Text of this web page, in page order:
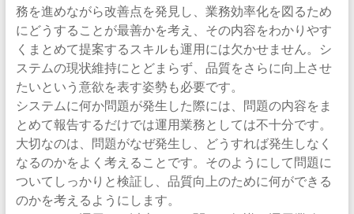
務を進めながら改善点を発見し、業務効率化を図るため
にどうすることが最善かを考え、その内容をわかりやす
くまとめて提案するスキルも運用には欠かせません。シ
ステムの現状維持にとどまらず、品質をさらに向上させ
たいという意欲を表す姿勢も必要です。
システムに何か問題が発生した際には、問題の内容をま
とめて報告するだけでは運用業務としては不十分です。
大切なのは、問題がなぜ発生し、どうすれば発生しなく
なるのかをよく考えることです。そのようにして問題に
ついてしっかりと検証し、品質向上のために何ができる
のかを考えるようにします。